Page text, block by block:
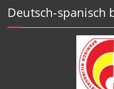
Deutsch-spanisch